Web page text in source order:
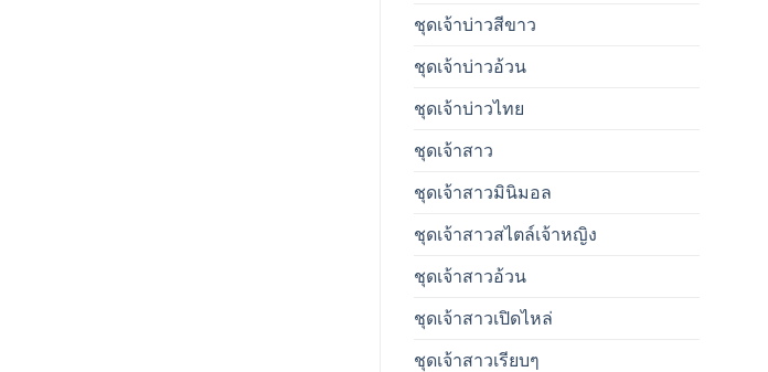
ชุดเจ้าบ่าวสีขาว
ชุดเจ้าบ่าวอ้วน
ชุดเจ้าบ่าวไทย
ชุดเจ้าสาว
ชุดเจ้าสาวมินิมอล
ชุดเจ้าสาวสไตล์เจ้าหญิง
ชุดเจ้าสาวอ้วน
ชุดเจ้าสาวเปิดไหล่
ชุดเจ้าสาวเรียบๆ